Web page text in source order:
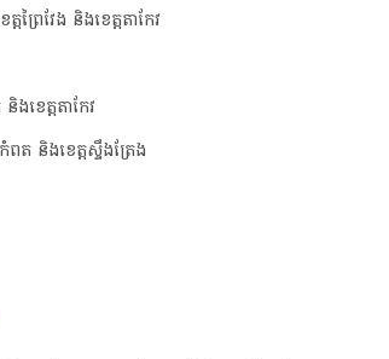
ព្រៃវែង​ និង​ខេត្ត​តាកែវ
ខេត្ត​តាកែវ
ត ​និង​ខេត្ត​ស្ទឹង​ត្រែង